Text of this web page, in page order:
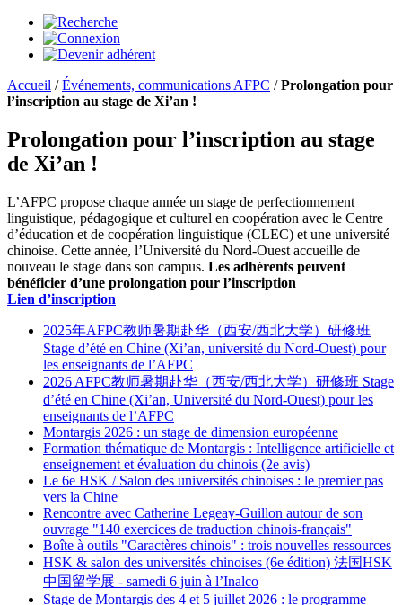
Accueil /Événements, communications AFPC /Prolongation pour
l’inscription au stage de Xi’an !
Prolongation pour l’inscription au stage
de Xi’an !
L’AFPC propose chaque année un stage de perfectionnement
linguistique, pédagogique et culturel en coopération avec le Centre
d’éducation et de coopération linguistique (CLEC) et une université
chinoise. Cette année, l’Université du Nord-Ouest accueille de
nouveau le stage dans son campus. Les adhérents peuvent
bénéficier d’une prolongation pour l’inscription
Lien d’inscription
2025年AFPC教师暑期赴华（西安/西北大学）研修班
Stage d’été en Chine (Xi’an, université du Nord-Ouest) pour
les enseignants de l’AFPC
2026 AFPC教师暑期赴华（西安/西北大学）研修班 Stage
d’été en Chine (Xi’an, Université du Nord-Ouest) pour les
enseignants de l’AFPC
Montargis 2026 : un stage de dimension européenne
Formation thématique de Montargis : Intelligence artificielle et
enseignement et évaluation du chinois (2e avis)
Le 6e HSK / Salon des universités chinoises : le premier pas
vers la Chine
Rencontre avec Catherine Legeay-Guillon autour de son
ouvrage "140 exercices de traduction chinois-français"
Boîte à outils "Caractères chinois" : trois nouvelles ressources
HSK & salon des universités chinoises (6e édition) 法国HSK
中国留学展 - samedi 6 juin à l’Inalco
Stage de Montargis des 4 et 5 juillet 2026 : le programme